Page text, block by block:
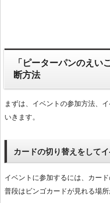
「ピーターパンのえい
断方法
まずは、イベントの参加方法、
いきます。
カードの切り替えをして
イベントに参加するには、カー
普段はビンゴカードが見れる場所